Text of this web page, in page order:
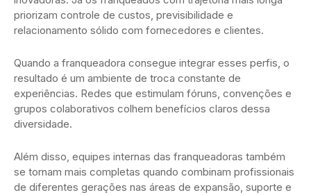
priorizam controle de custos, previsibilidade e
relacionamento sólido com fornecedores e clientes.
Quando a franqueadora consegue integrar esses perfis, o
resultado é um ambiente de troca constante de
experiências. Redes que estimulam fóruns, convenções e
grupos colaborativos colhem benefícios claros dessa
diversidade.
Além disso, equipes internas das franqueadoras também
se tornam mais completas quando combinam profissionais
de diferentes gerações nas áreas de expansão, suporte e